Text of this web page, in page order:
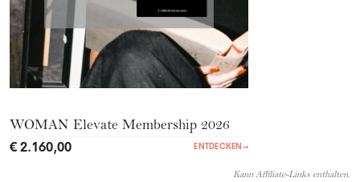
WOMAN Elevate Membership 2026
€ 2.160,00 ENTDECKEN →
Kann Affiliate-Links enthalten.